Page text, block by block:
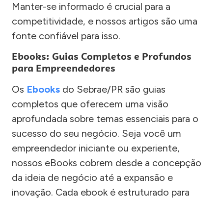
Manter-se informado é crucial para a
competitividade, e nossos artigos são uma
fonte confiável para isso.
Ebooks: Guias Completos e Profundos
para Empreendedores
Os Ebooks do Sebrae/PR são guias
completos que oferecem uma visão
aprofundada sobre temas essenciais para o
sucesso do seu negócio. Seja você um
empreendedor iniciante ou experiente,
nossos eBooks cobrem desde a concepção
da ideia de negócio até a expansão e
inovação. Cada ebook é estruturado para